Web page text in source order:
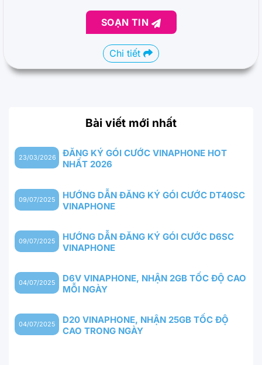
SOẠN TIN
Chi tiết
Bài viết mới nhất
ĐĂNG KÝ GÓI CƯỚC VINAPHONE HOT
NHẤT 2026
23/03/2026
HƯỚNG DẪN ĐĂNG KÝ GÓI CƯỚC DT40SC
VINAPHONE
09/07/2025
HƯỚNG DẪN ĐĂNG KÝ GÓI CƯỚC D6SC
VINAPHONE
09/07/2025
D6V VINAPHONE, NHẬN 2GB TỐC ĐỘ CAO
MỖI NGÀY
04/07/2025
D20 VINAPHONE, NHẬN 25GB TỐC ĐỘ
CAO TRONG NGÀY
04/07/2025